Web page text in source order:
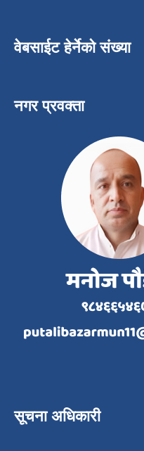
वेबसाईट हेर्नेको संख्या
नगर प्रवक्ता
सूचना अधिकारी